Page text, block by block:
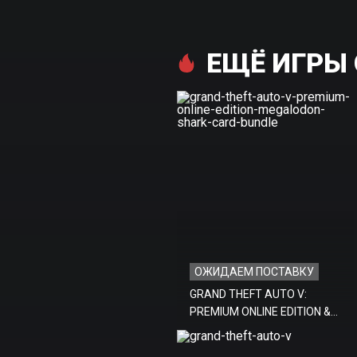
ЕЩЁ ИГРЫ
ОЖИДАЕМ ПОСТАВКУ
GRAND THEFT AUTO V:
PREMIUM ONLINE EDITION &
Megalodon Shark Card
Bundle